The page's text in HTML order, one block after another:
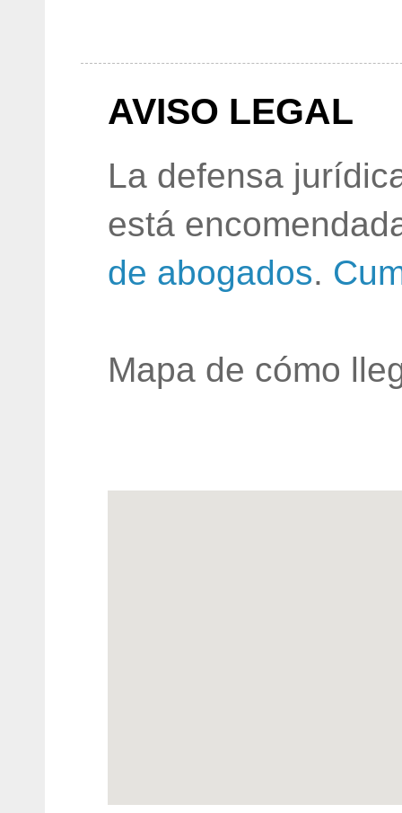
AVISO LEGAL
La defensa
está
de abogados.
Mapa de cómo